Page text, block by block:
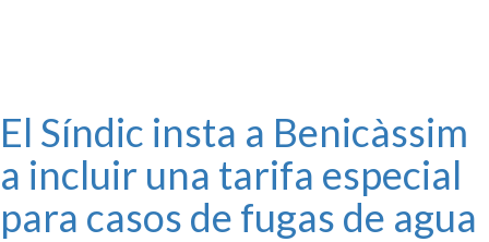
El Síndic insta a Benicàssim
a incluir una tarifa especial
para casos de fugas de agua